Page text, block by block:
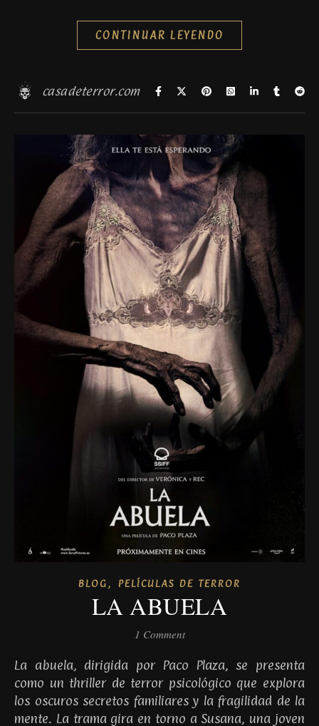
CONTINUAR LEYENDO
casadeterror.com
BLOG, PELÍCULAS DE TERROR
LA ABUELA
1 Comment
La abuela, dirigida por Paco Plaza, se presenta
como un thriller de terror psicológico que explora
los oscuros secretos familiares y la fragilidad de la
mente. La trama gira en torno a Susana, una joven